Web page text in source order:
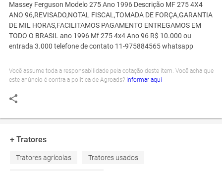
Massey Ferguson Modelo 275 Ano 1996 Descrição MF 275 4X4
ANO 96,REVISADO,NOTAL FISCAL,TOMADA DE FORÇA,GARANTIA
DE MIL HORAS,FACILITAMOS PAGAMENTO ENTREGAMOS EM
TODO O BRASIL ano 1996 Mf 275 4x4 Ano 96 R$ 10.000 ou
entrada 3.000 telefone de contato 11-975884565 whatsapp
Você assume toda a responsabilidade pela cotação deste item. Você acha que
este anúncio é contra a política de Agroads? Informar aqui
+ Tratores
Tratores agrícolas Tratores usados